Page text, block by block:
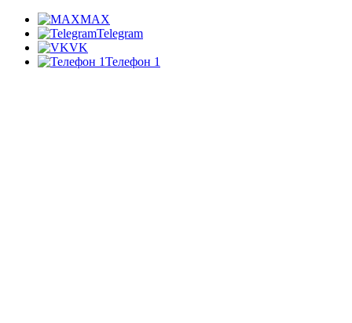
MAX
Telegram
VK
Телефон 1